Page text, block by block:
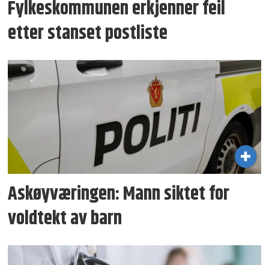
Fylkeskommunen erkjenner feil
etter stanset postliste
Askøyværingen: Mann siktet for
voldtekt av barn